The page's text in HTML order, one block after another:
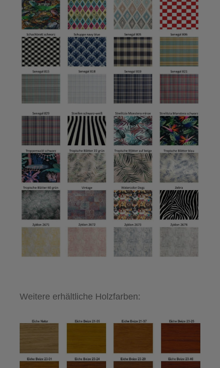
Weitere erhältliche Holzfarben: